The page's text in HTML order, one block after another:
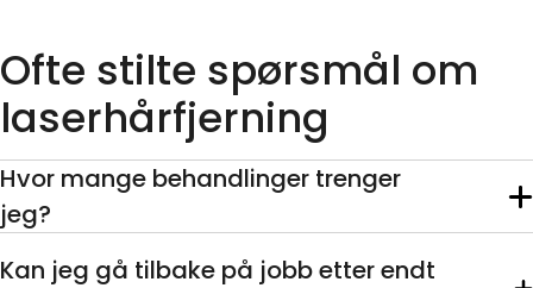
Ofte stilte spørsmål om
laserhårfjerning
Hvor mange behandlinger trenger
jeg?
Kan jeg gå tilbake på jobb etter endt